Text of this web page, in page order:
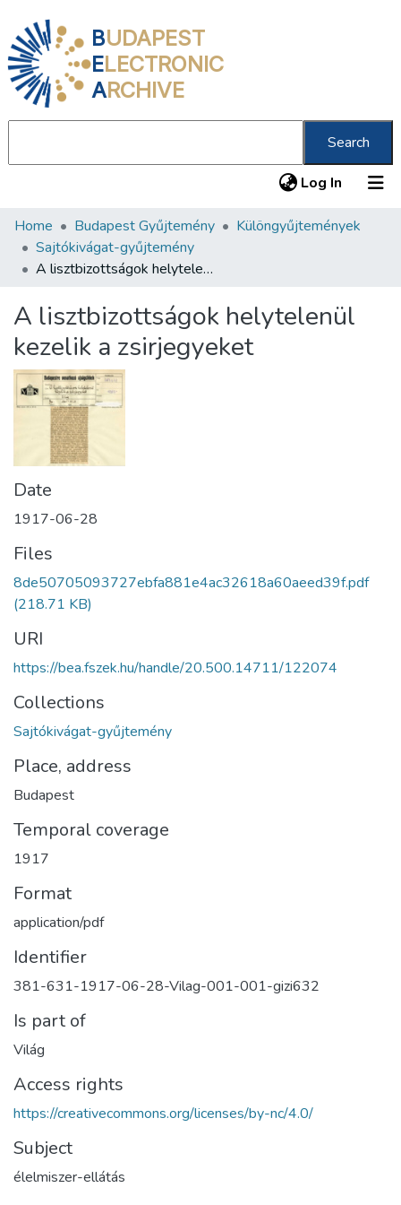
BUDAPEST
ELECTRONIC
ARCHIVE
Search
Log In (current)
Communities & Collections
All of DSpace
About us
Home Budapest Gyűjtemény
Különgyűjtemények
Sajtókivágat-gyűjtemény
A lisztbizottságok helytelenül kezelik a zsirjegyeket
A lisztbizottságok helytelenül
kezelik a zsirjegyeket
Date
1917-06-28
Files
8de50705093727ebfa881e4ac32618a60aeed39f.pdf
(218.71 KB)
URI
https://bea.fszek.hu/handle/20.500.14711/122074
Collections
Sajtókivágat-gyűjtemény
Place, address
Budapest
Temporal coverage
1917
Format
application/pdf
Identifier
381-631-1917-06-28-Vilag-001-001-gizi632
Is part of
Világ
Access rights
https://creativecommons.org/licenses/by-nc/4.0/
Subject
élelmiszer-ellátás